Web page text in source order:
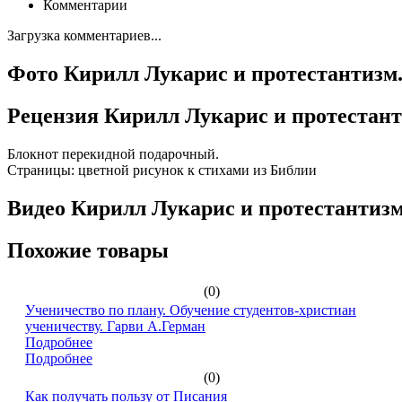
Комментарии
Загрузка комментариев...
Фото Кирилл Лукарис и
Рецензия Кирилл Лукарис и
Блокнот перекидной подарочный.
Страницы: цветной рисунок к стихами из Библии
Видео Кирилл Лукарис и
Похожие товары
(0)
Ученичество по плану. Обучение студентов-христиан
ученичеству. Гарви А.Герман
Подробнее
Подробнее
(0)
Как получать пользу от Писания